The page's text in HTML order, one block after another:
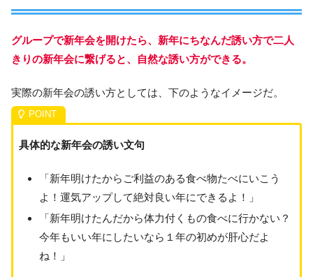
グループで新年会を開けたら、新年にちなんだ誘い方で二人
きりの新年会に繋げると、自然な誘い方ができる。
実際の新年会の誘い方としては、下のようなイメージだ。
具体的な新年会の誘い文句
「新年明けたからご利益のある食べ物たべにいこう
よ！運気アップして絶対良い年にできるよ！」
「新年明けたんだから体力付くもの食べに行かない？
今年もいい年にしたいなら１年の初めが肝心だよ
ね！」